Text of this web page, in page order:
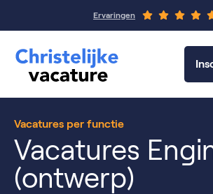
Ervaringen
Vacatures per functie
Vacatures
(ontwerp)